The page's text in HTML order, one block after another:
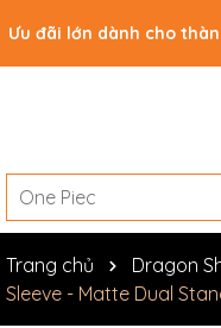
Ưu đãi lớn dành cho
Trang chủ Dragon
Sleeve - Matte Dual